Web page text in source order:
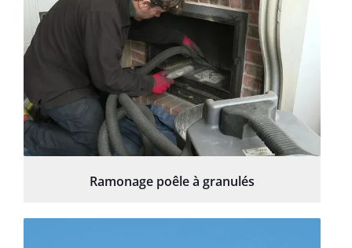
Ramonage poêle à granulés